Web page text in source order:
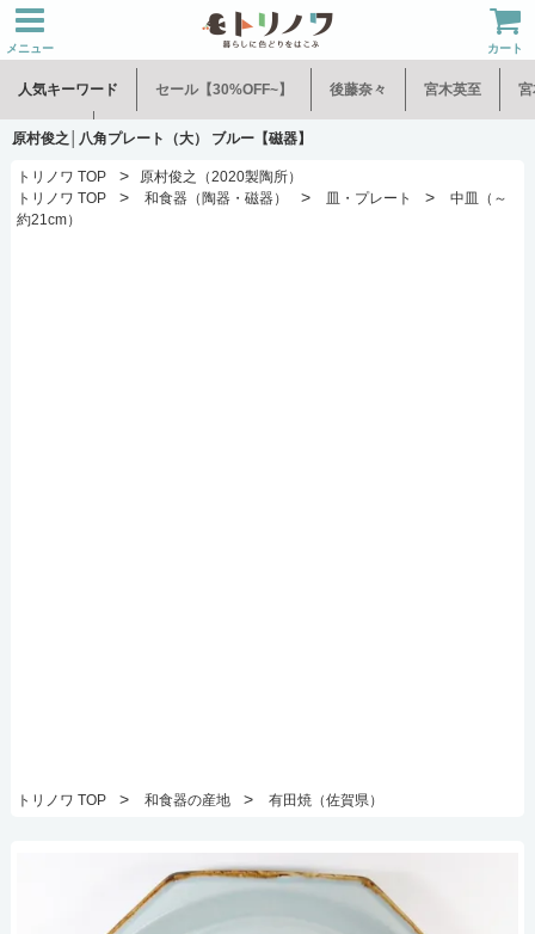
メニュー カート
人気キーワード セール【30%OFF~】 後藤奈々 宮木英至 宮
水谷和音 児玉修治
原村俊之│八角プレート（大） ブルー【磁器】
トリノワ TOP >
原村俊之（2020製陶所）
トリノワ TOP
> 和食器（陶器・磁器） > 皿・プレート >
中皿（～
約21cm）
トリノワ TOP > 和食器の産地 > 有田焼（佐賀県）